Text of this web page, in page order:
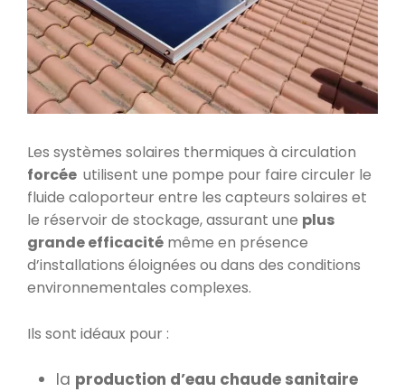
Les systèmes solaires thermiques à circulation
forcée utilisent une pompe pour faire circuler le
fluide caloporteur entre les capteurs solaires et
le réservoir de stockage, assurant une plus
grande efficacité même en présence
d’installations éloignées ou dans des conditions
environnementales complexes.
Ils sont idéaux pour :
la production d’eau chaude sanitaire